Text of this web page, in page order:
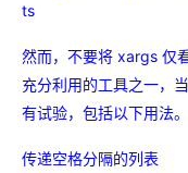
ts
然而，不要将 xargs 仅
充分利用的工具之一，
有试验，包括以下用法。
传递空格分隔的列表